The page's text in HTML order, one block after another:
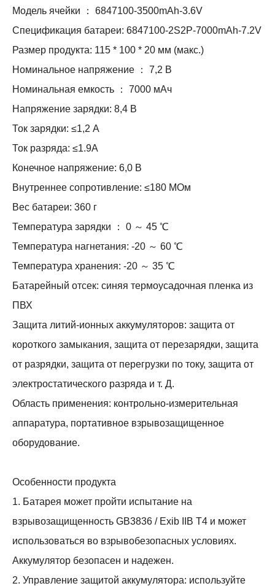
Модель ячейки ： 6847100-3500mAh-3.6V
Спецификация батареи: 6847100-2S2P-7000mAh-7.2V
Размер продукта: 115 * 100 * 20 мм (макс.)
Номинальное напряжение ： 7,2 В
Номинальная емкость ： 7000 мАч
Напряжение зарядки: 8,4 В
Ток зарядки: ≤1,2 А
Ток разряда: ≤1.9A
Конечное напряжение: 6,0 В
Внутреннее сопротивление: ≤180 МОм
Вес батареи: 360 г
Температура зарядки ： 0 ～ 45 ℃
Температура нагнетания: -20 ～ 60 ℃
Температура хранения: -20 ～ 35 ℃
Батарейный отсек: синяя термоусадочная пленка из
ПВХ
Защита литий-ионных аккумуляторов: защита от
короткого замыкания, защита от перезарядки, защита
от разрядки, защита от перегрузки по току, защита от
электростатического разряда и т. Д.
Область применения: контрольно-измерительная
аппаратура, портативное взрывозащищенное
оборудование.
Особенности продукта
1. Батарея может пройти испытание на
взрывозащищенность GB3836 / Exib IIB T4 и может
использоваться во взрывобезопасных условиях.
Аккумулятор безопасен и надежен.
2. Управление защитой аккумулятора: используйте